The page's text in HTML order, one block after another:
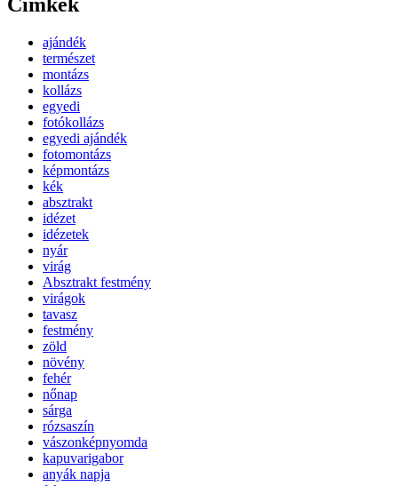
ajándék
természet
montázs
kollázs
egyedi
fotókollázs
egyedi ajándék
fotomontázs
képmontázs
kék
absztrakt
idézet
idézetek
nyár
virág
Absztrakt festmény
virágok
tavasz
festmény
zöld
növény
fehér
nőnap
sárga
rózsaszín
vászonképnyomda
kapuvarigabor
anyák napja